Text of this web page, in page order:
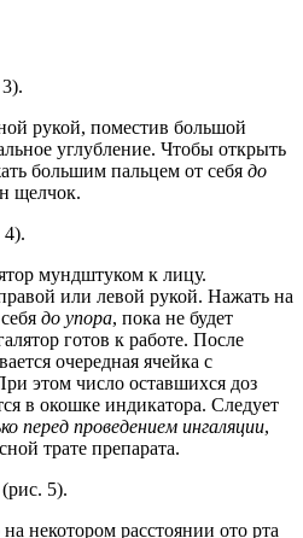
рукой, поместив большой
углубление. Чтобы открыть
большим пальцем от себя до
щелчок.
мундштуком к лицу.
или левой рукой. Нажать на
до упора, пока не будет
готов к работе. После
очередная ячейка с
этом число оставшихся доз
в окошке индикатора. Следует
перед проведением ингаляции,
трате препарата.
5).
некотором расстоянии ото рта